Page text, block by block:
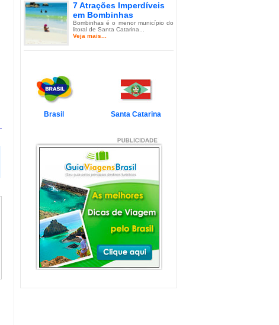
7 Atrações Imperdíveis
em Bombinhas
Bombinhas é o menor município do
litoral de Santa Catarina...
Veja mais...
de Balneário Camboriú e
Balneário Camboriú é um passeio
em Florianópolis
Florianópolis é um dos destinos mais
desejados dos último...
Veja mais...
Garopaba e Região com
Crianças
Garopaba é um município de Santa
Catarina a 80 quilômetro...
Veja mais...
Litoral de Santa Catarina
Brasil Santa Catarina